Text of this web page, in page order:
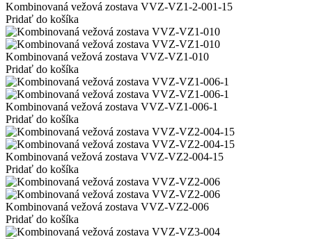
Kombinovaná vežová zostava VVZ-VZ1-2-001-15
Pridať do košíka
Kombinovaná vežová zostava VVZ-VZ1-010
Pridať do košíka
Kombinovaná vežová zostava VVZ-VZ1-006-1
Pridať do košíka
Kombinovaná vežová zostava VVZ-VZ2-004-15
Pridať do košíka
Kombinovaná vežová zostava VVZ-VZ2-006
Pridať do košíka